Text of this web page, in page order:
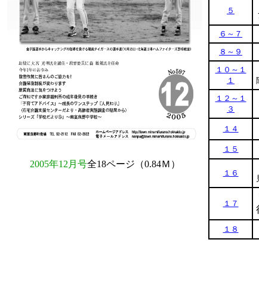
2005年12月号全18ページ（0.84Ｍ）
５
６～７
８～９
１０～１
１
１２～１
３
１４
１５
１６
１７
１８